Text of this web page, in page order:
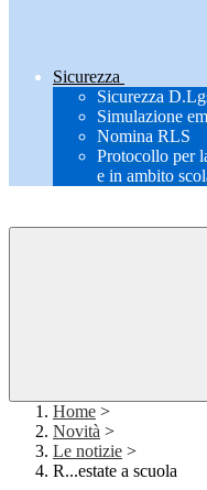
Sicurezza
Sicurezza
Simulazione
Nomina RLS
Protocollo per
e in ambito
Home >
Novità >
Le notizie >
R...estate a scuola